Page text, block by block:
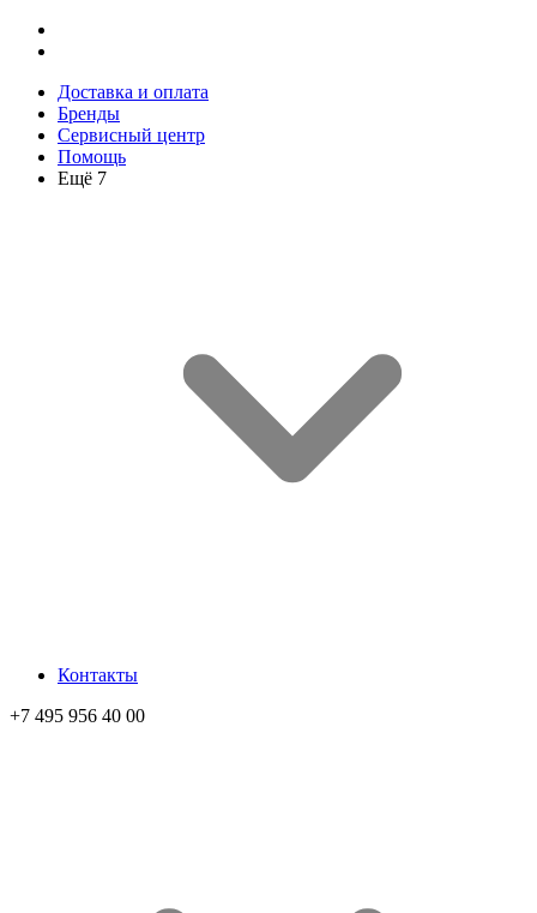
Доставка и оплата
Бренды
Сервисный центр
Помощь
Ещё 7
Контакты
+7 495 956 40 00